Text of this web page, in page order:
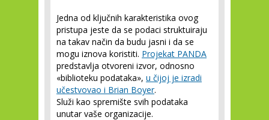
Jedna od ključnih karakteristika ovog
pristupa jeste da se podaci struktuiraju
na takav način da budu jasni i da se
mogu iznova koristiti. Projekat PANDA
predstavlja otvoreni izvor, odnosno
«biblioteku podataka», u čijoj je izradi
učestvovao i Brian Boyer.
Služi kao spremište svih podataka
unutar vaše organizacije.